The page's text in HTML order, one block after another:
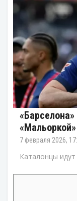
«Мальоркой»
7 февраля 2026,
Каталонцы